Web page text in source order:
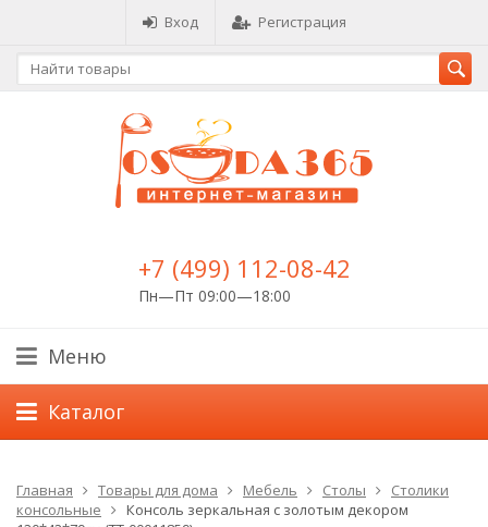
Вход Регистрация
+7 (499) 112-08-42
Пн—Пт 09:00—18:00
Меню
Каталог
Главная Товары для дома Мебель Столы
Столики
консольные
Консоль зеркальная c золотым декором